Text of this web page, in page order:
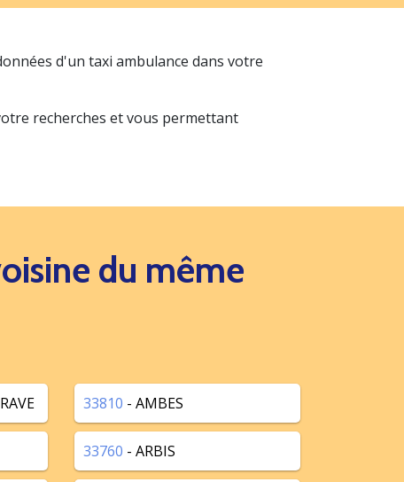
d'un taxi ambulance dans votre
recherches et vous permettant
du même
33810 - AMBES
33760 - ARBIS